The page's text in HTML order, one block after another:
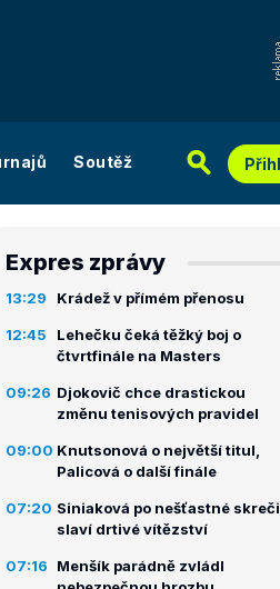
Soutěž
Expres zprávy
13:29 Krádež v přímém přenosu
12:45
Lehečku čeká těžký boj o
čtvrtfinále na Masters
09:26 Djokovič chce drastickou
změnu tenisových pravidel
09:00 Knutsonová o největší titul,
Palicová o další finále
07:20 Siniaková po nešťastné skreči
slaví drtivé vítězství
07:16
Menšík parádně zvládl